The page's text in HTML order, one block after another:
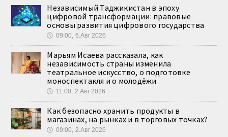
Независимый Таджикистан в эпоху
цифровой трансформации: правовые
основы развития цифрового государства
🕔 09:00, 6.Авг 2026
Марьям Исаева рассказала, как
независимость страны изменила
театральное искусство, о подготовке
моноспектакля и о молодёжи
🕔 11:00, 2.Авг 2026
Как безопасно хранить продукты в
магазинах, на рынках и в торговых точках?
🕔 09:00, 2.Авг 2026